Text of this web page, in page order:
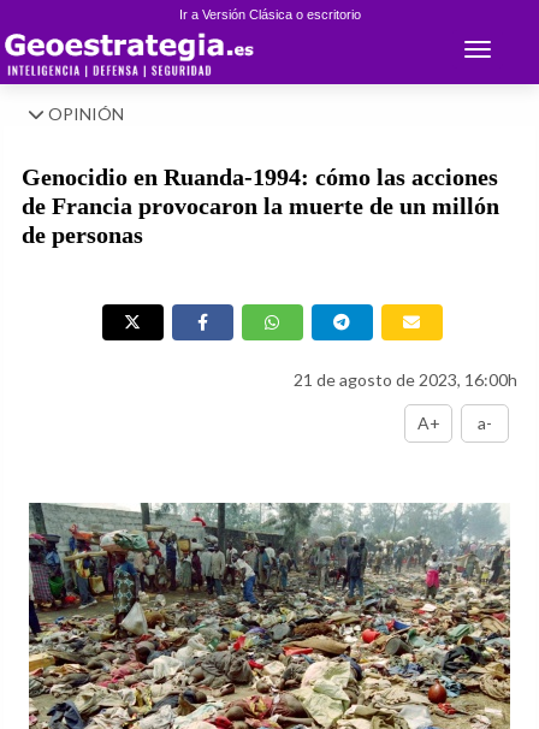
Ir a Versión Clásica o escritorio
Toggle
OPINIÓN
Genocidio en Ruanda-1994: cómo las acciones
de Francia provocaron la muerte de un millón
de personas
21 de agosto de 2023, 16:00h
A+ a-